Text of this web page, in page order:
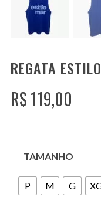
REGATA
R$119,00
TAMANHO
P M G